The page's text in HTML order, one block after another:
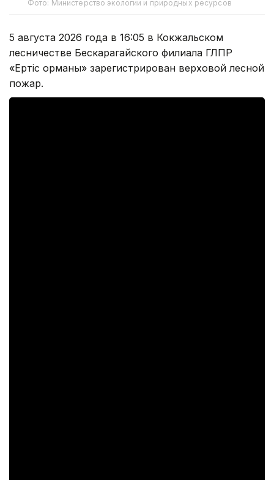
Фото: Министерство экологии и природных ресурсов
5 августа 2026 года в 16:05 в Кокжальском
лесничестве Бескарагайского филиала ГЛПР
«Ертіс орманы» зарегистрирован верховой лесной
пожар.